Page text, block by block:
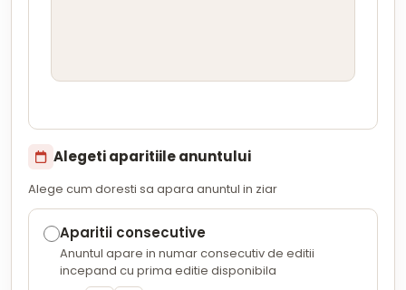
Alegeti aparitiile anuntului
Alege cum doresti sa apara anuntul in ziar
Aparitii consecutive
Anuntul apare in numar consecutiv de editii
incepand cu prima editie disponibila